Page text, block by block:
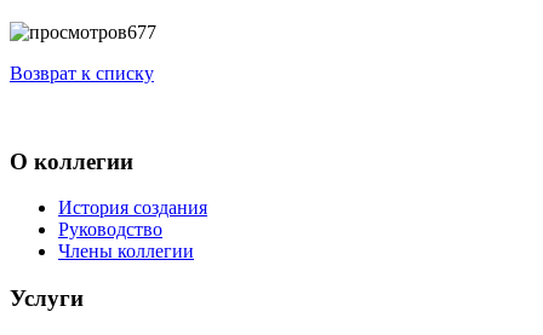
677
Возврат к списку
О коллегии
История создания
Руководство
Члены коллегии
Услуги